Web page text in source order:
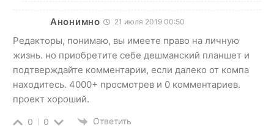
Анонимно 21 июля 2019 00:50
Редакторы, понимаю, вы имеете право на личную
жизнь. но приобретите себе дешманский планшет и
подтверждайте комментарии, если далеко от компа
находитесь. 4000+ просмотрев и 0 комментариев.
проект хороший.
0 0 Ответить